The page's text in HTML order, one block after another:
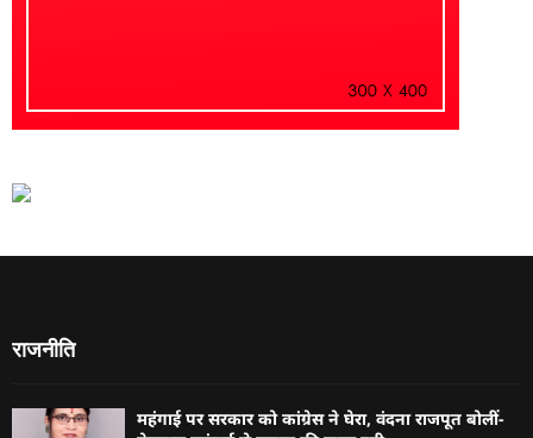
राजनीति
महंगाई पर सरकार को कांग्रेस ने घेरा, वंदना राजपूत बोलीं-